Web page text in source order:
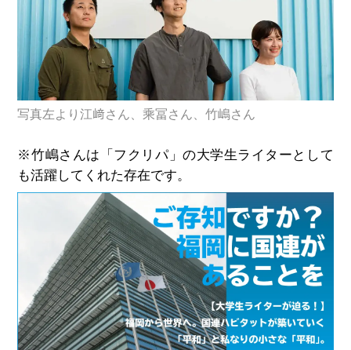
写真左より江﨑さん、乘冨さん、竹嶋さん
※竹嶋さんは「フクリパ」の大学生ライターとして
も活躍してくれた存在です。